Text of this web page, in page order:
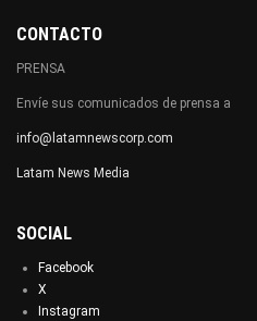
CONTACTO
PRENSA
Envíe sus comunicados de prensa a
info@latamnewscorp.com
Latam News Media
SOCIAL
Facebook
X
Instagram